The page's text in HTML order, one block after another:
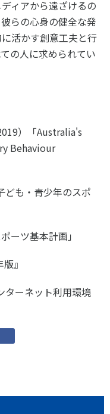
ィアから遠ざけるの
らの心身の健全な発
活かす創意工夫と行
の人に求められてい
）「Australia's
Behaviour
ども・青少年のスポ
ーツ基本計画」
』
ターネット利用環境